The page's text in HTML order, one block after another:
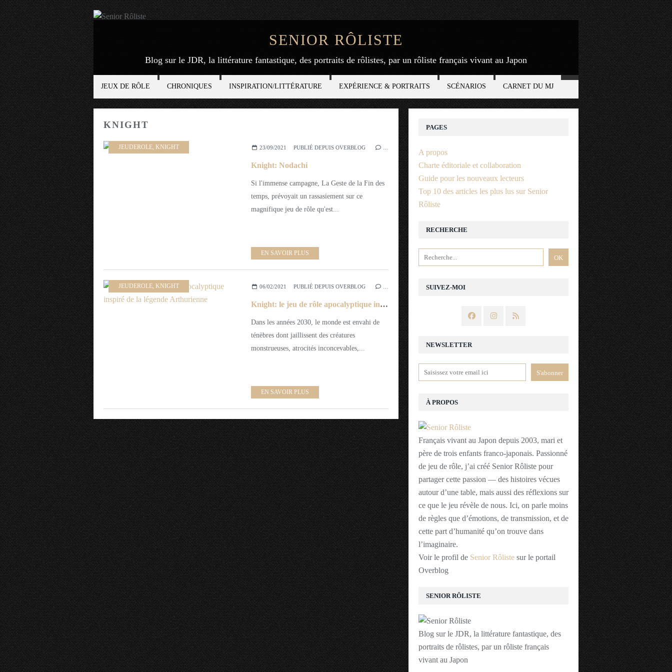
SENIOR RÔLISTE
Blog sur le JDR, la littérature fantastique, des portraits de rôlistes, par un rôliste français vivant au Japon
JEUX DE RÔLE CHRONIQUES INSPIRATION/LITTÉRATURE EXPÉRIENCE & PORTRAITS SCÉNARIOS CARNET DU MJ
KNIGHT
JEUDEROLE KNIGHT 23/09/2021 PUBLIÉ DEPUIS OVERBLOG
Knight: Nodachi
Si l'immense campagne, La Geste de la Fin des
temps, prévoyait un rassasiement sur ce
magnifique jeu de rôle qu'est...
EN SAVOIR PLUS
JEUDEROLE KNIGHT 06/02/2021 PUBLIÉ DEPUIS OVERBLOG
Knight: le jeu de rôle apocalyptique inspiré de la légende Arthurienne
Dans les années 2030, le monde est envahi de
ténèbres dont jaillissent des créatures
monstrueuses, atrocités inconcevables,...
EN SAVOIR PLUS
NEWSLETTER
SUIVEZ-MOI
RECHERCHE
SENIOR RÔLISTE
Blog sur le JDR, la littérature fantastique, des
portraits de rôlistes, par un rôliste français
vivant au Japon
À PROPOS
Français vivant au Japon depuis 2003, mari et
père de trois enfants franco-japonais. Passionné
de jeu de rôle, j’ai créé Senior Rôliste pour
partager cette passion — des histoires vécues
autour d’une table, mais aussi des réflexions sur
ce que le jeu révèle de nous. Ici, on parle moins
de règles que d’émotions, de transmission, et de
cette part d’humanité qu’on trouve dans
l’imaginaire.
Voir le profil de Senior Rôliste sur le portail
Overblog
PAGES
A propos
Charte éditoriale et collaboration
Guide pour les nouveaux lecteurs
Top 10 des articles les plus lus sur Senior
Rôliste